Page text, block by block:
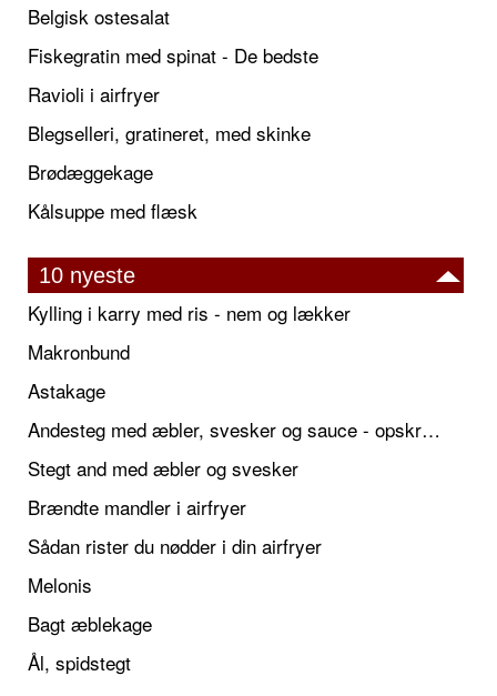
Belgisk ostesalat
Fiskegratin med spinat - De bedste
Ravioli i airfryer
Blegselleri, gratineret, med skinke
Brødæggekage
Kålsuppe med flæsk
10 nyeste
Kylling i karry med ris - nem og lækker
Makronbund
Astakage
Andesteg med æbler, svesker og sauce - opskrift også til jul
Stegt and med æbler og svesker
Brændte mandler i airfryer
Sådan rister du nødder i din airfryer
Melonis
Bagt æblekage
Ål, spidstegt